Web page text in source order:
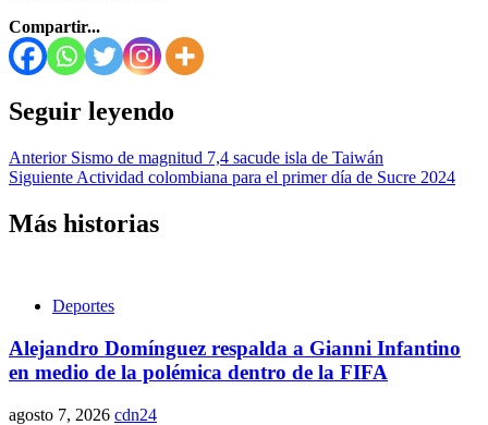
Compartir...
Seguir leyendo
AnteriorSismo de magnitud 7,4 sacude isla de Taiwán
Siguiente Actividad colombiana para el primer día de Sucre 2024
Más historias
Deportes
Alejandro Domínguez respalda a Gianni Infantino
en medio de la polémica dentro de la FIFA
agosto 7, 2026 cdn24